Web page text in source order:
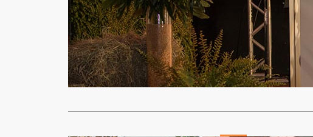
Cotrirosa lança
Jornal Gazeta Regional
No ano em que a
comunidade, ela…
Read More…